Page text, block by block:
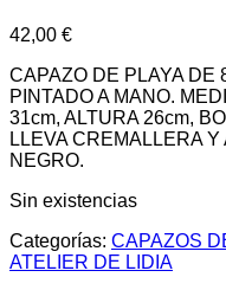
42,00 €
CAPAZO DE PLAYA DE
PINTADO A MANO.
31cm, ALTURA 26cm,
LLEVA CREMALLERA
NEGRO.
Sin existencias
Categorías: CAPAZOS
ATELIER DE LIDIA